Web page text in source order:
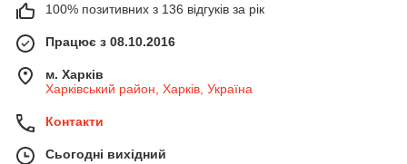
100% позитивних з 136 відгуків за рік
Працює з 08.10.2016
м. Харків
Харківський район, Харків, Україна
Контакти
Сьогодні вихідний